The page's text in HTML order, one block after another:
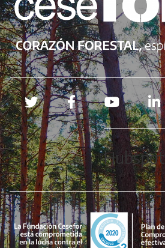
Redes sociales
Hubspot